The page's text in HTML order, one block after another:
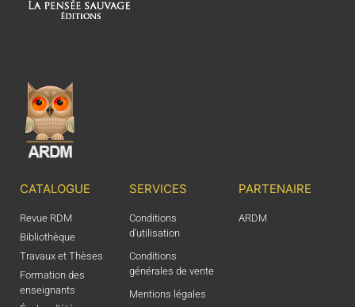
CATALOGUE
Revue RDM
Bibliothèque
Travaux et Thèses
Formation des
enseignants
SERVICES
Conditions
d’utilisation
Conditions
générales de vente
Mentions légales
PARTENAIRE
ARDM